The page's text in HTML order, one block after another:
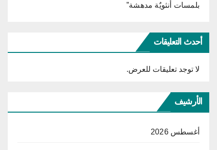
بلمسات أنثويٌة مدهشة”
أحدث التعليقات
لا توجد تعليقات للعرض.
الأرشيف
أغسطس 2026